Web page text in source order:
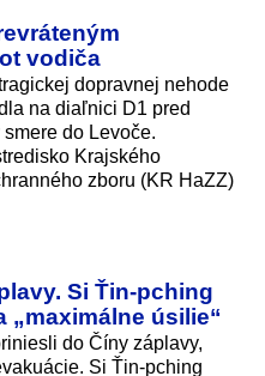
vodiča
dopravnej nehode
na diaľnici D1 pred
do Levoče.
Krajského
zboru (KR HaZZ)
Si Ťin-pching
„maximálne úsilie“
do Číny záplavy,
Si Ťin-pching